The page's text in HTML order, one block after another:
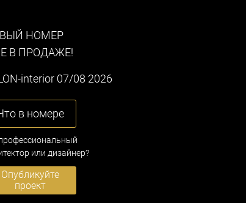
НОМЕР
В ПРОДАЖЕ!
interior 07/08 2026
в номере
или дизайнер?
Опубликуйте
проект